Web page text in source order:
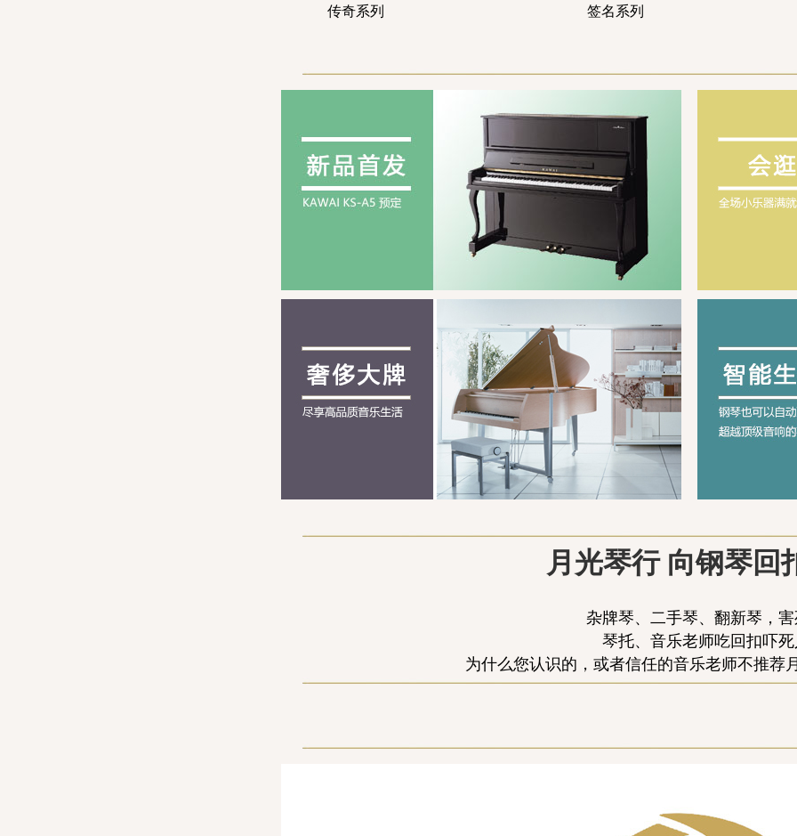
传奇系列 签名系列 铂
月光琴行 向钢琴回
杂牌琴、二手琴、翻新琴，
琴托、音乐老师吃回扣吓
为什么您认识的，或者信任的音乐老师不推荐